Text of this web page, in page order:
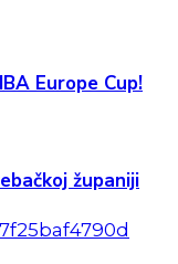
Europe Cup!
županiji